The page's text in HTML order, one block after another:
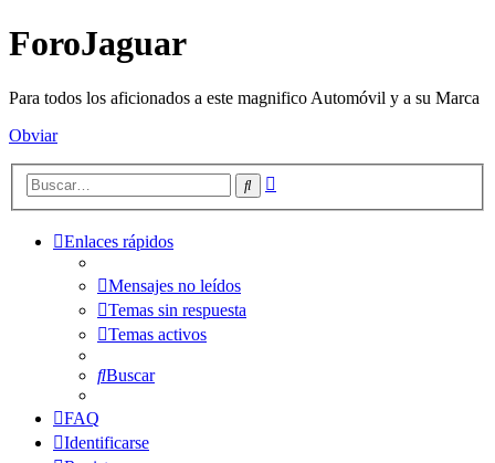
ForoJaguar
Para todos los aficionados a este magnifico Automóvil y a su Marca
Obviar
Buscar
Enlaces rápidos
Mensajes no leídos
Temas sin respuesta
Temas activos
Buscar
FAQ
Identificarse